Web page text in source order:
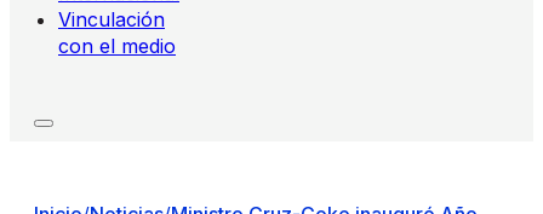
Vinculación
con el medio